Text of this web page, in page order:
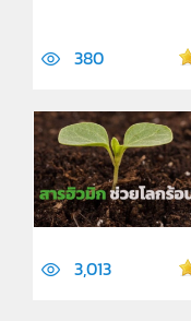
380
3,013